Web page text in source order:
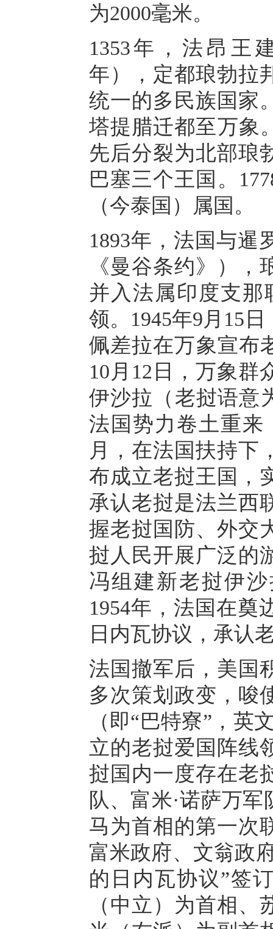
为2000毫米。
1353年，法昂王
年），定都琅勃拉
统一的多民族国家
塔提腊迁都至万象
先后分裂为北部琅
巴塞三个王国。
（今泰国）属国。
1893年，法国与暹
《曼谷条约》）
并入法属印度支那
领。1945年9月15
佩差拉在万象宣布
10月12日，万象群
伊沙拉（老挝语意
法国势力卷土重来
月，在法国扶持下
布成立老挝王国，
承认老挝是法兰西
握老挝国防、外交
挝人民开展广泛的
冯组建新老挝伊
1954年，法国在奠
日内瓦协议，承认
法国撤军后，美国
多次策划政变，唆
（即“巴特寮”，英
立的老挝爱国阵线
挝国内一度存在老
队、富米·诺萨万
马为首相的第一次
富米政府、文翁政
的日内瓦协议”签
（中立）为首相